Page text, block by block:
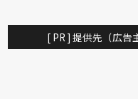
[ PR ] 提供先（広